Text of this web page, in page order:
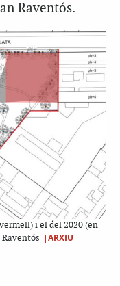
Raventós.
i el del 2020 (en
|ARXIU